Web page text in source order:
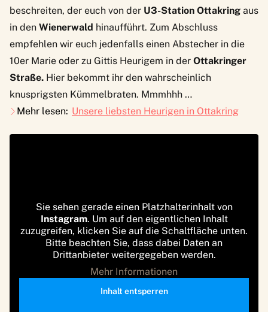
beschreiten, der euch von der U3-Station Ottakring aus
in den Wienerwald hinaufführt. Zum Abschluss
empfehlen wir euch jedenfalls einen Abstecher in die
10er Marie oder zu Gittis Heurigem in der Ottakringer
Straße. Hier bekommt ihr den wahrscheinlich
knusprigsten Kümmelbraten. Mmmhhh …
Mehr lesen: Unsere liebsten Heurigen in Ottakring
Sie sehen gerade einen Platzhalterinhalt von
Instagram. Um auf den eigentlichen Inhalt
zuzugreifen, klicken Sie auf die Schaltfläche unten.
Bitte beachten Sie, dass dabei Daten an
Drittanbieter weitergegeben werden.
Mehr Informationen
Inhalt entsperren